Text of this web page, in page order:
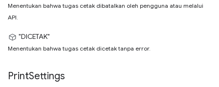
Menentukan bahwa tugas cetak dibatalkan oleh pengguna atau melalui
API.
"DICETAK"
Menentukan bahwa tugas cetak dicetak tanpa error.
PrintSettings